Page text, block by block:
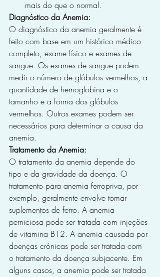
mais do que o normal.
Diagnóstico da Anemia:
O diagnóstico da anemia geralmente é
feito com base em um histórico médico
completo, exame físico e exames de
sangue. Os exames de sangue podem
medir o número de glóbulos vermelhos, a
quantidade de hemoglobina e o
tamanho e a forma dos glóbulos
vermelhos. Outros exames podem ser
necessários para determinar a causa da
anemia.
Tratamento da Anemia:
O tratamento da anemia depende do
tipo e da gravidade da doença. O
tratamento para anemia ferropriva, por
exemplo, geralmente envolve tomar
suplementos de ferro. A anemia
perniciosa pode ser tratada com injeções
de vitamina B12. A anemia causada por
doenças crônicas pode ser tratada com
o tratamento da doença subjacente. Em
alguns casos, a anemia pode ser tratada